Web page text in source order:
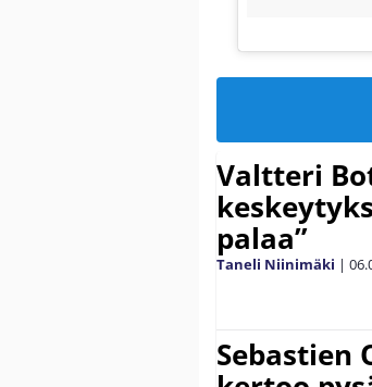
Valtteri
palaa”
Taneli Niinimäki |
Sebastien